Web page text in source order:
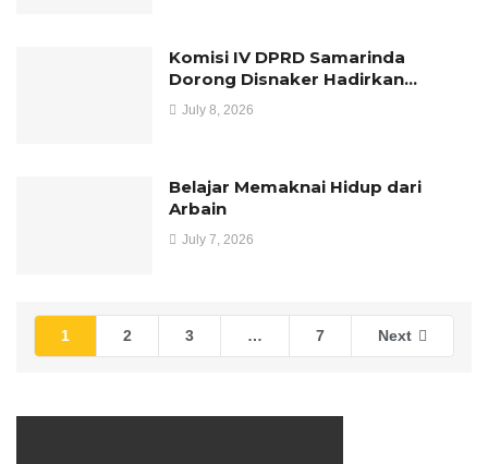
Komisi IV DPRD Samarinda
Dorong Disnaker Hadirkan…
July 8, 2026
Belajar Memaknai Hidup dari
Arbain
July 7, 2026
1 2 3 … 7 Next